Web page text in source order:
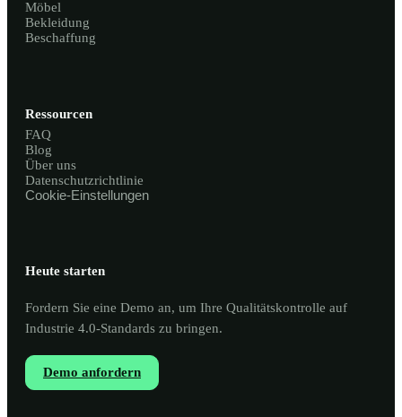
Möbel
Bekleidung
Beschaffung
Ressourcen
FAQ
Blog
Über uns
Datenschutzrichtlinie
Cookie-Einstellungen
Heute starten
Fordern Sie eine Demo an, um Ihre Qualitätskontrolle auf
Industrie 4.0-Standards zu bringen.
Demo anfordern